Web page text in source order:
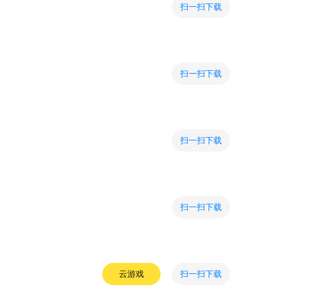
扫一扫下载
扫一扫下载
扫一扫下载
扫一扫下载
云游戏 扫一扫下载